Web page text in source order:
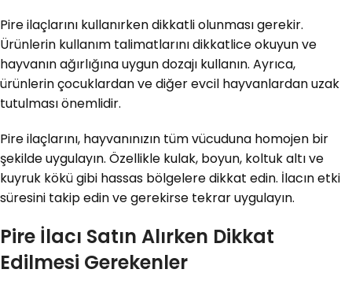
Pire ilaçlarını kullanırken dikkatli olunması gerekir.
Ürünlerin kullanım talimatlarını dikkatlice okuyun ve
hayvanın ağırlığına uygun dozajı kullanın. Ayrıca,
ürünlerin çocuklardan ve diğer evcil hayvanlardan uzak
tutulması önemlidir.
Pire ilaçlarını, hayvanınızın tüm vücuduna homojen bir
şekilde uygulayın. Özellikle kulak, boyun, koltuk altı ve
kuyruk kökü gibi hassas bölgelere dikkat edin. İlacın etki
süresini takip edin ve gerekirse tekrar uygulayın.
Pire İlacı Satın Alırken Dikkat
Edilmesi Gerekenler